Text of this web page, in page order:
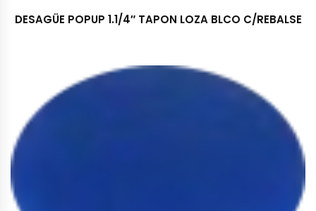
DESAGÜE POPUP 1.1/4″ TAPON LOZA BLCO C/REBALSE